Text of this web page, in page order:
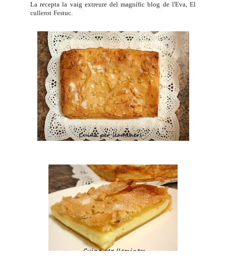
La recepta la vaig extreure del magnífic blog de l'Eva, El
cullerot Festuc